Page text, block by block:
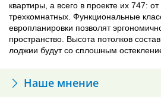
квартиры, а всего в проекте их 747:
трехкомнатных. Функциональные
европланировки позволят
пространство. Высота потолков
лоджии будут со сплошным
Наше мнение